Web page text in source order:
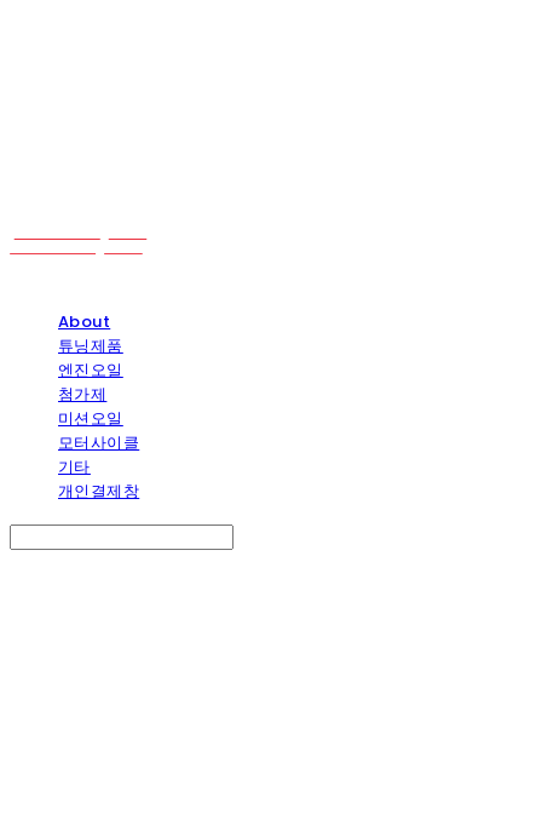
About
튜닝제품
엔진오일
첨가제
미션오일
모터사이클
기타
개인결제창